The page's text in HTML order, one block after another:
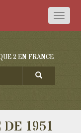
Toggle
2 EN FRANCE
1951